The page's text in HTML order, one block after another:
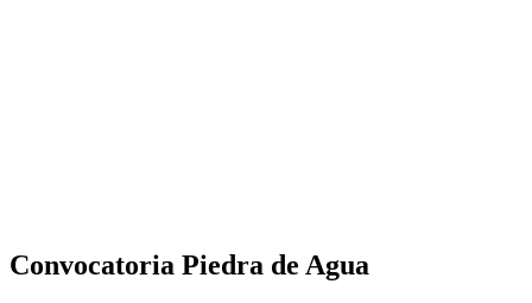
Convocatoria Piedra de Agua